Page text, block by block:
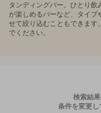
タンディングバー。ひとり
が楽しめるバーなど、タイプ
せて絞り込むこともできます
でください。
検索結果
条件を変更し